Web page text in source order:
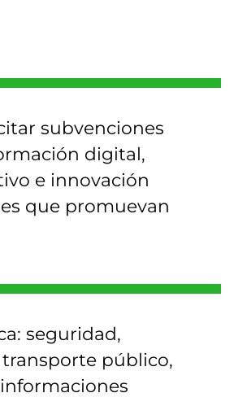
subvenciones
digital,
e innovación
que promuevan
seguridad,
público,